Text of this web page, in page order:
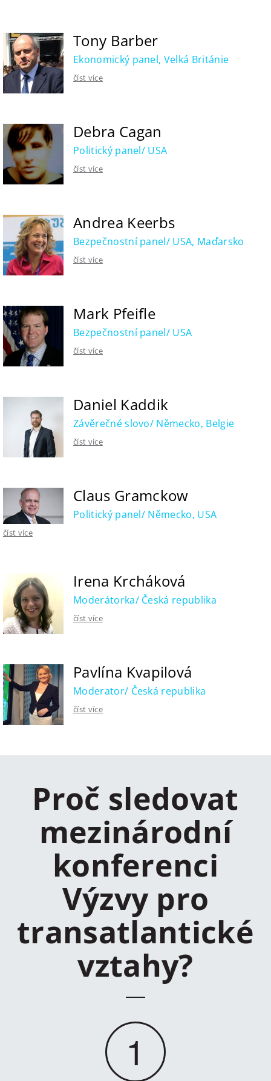
Tony Barber
Ekonomický panel, Velká Británie
číst více
Debra Cagan
Politický panel/ USA
číst více
Andrea Keerbs
Bezpečnostní panel/ USA, Maďarsko
číst více
Mark Pfeifle
Bezpečnostní panel/ USA
číst více
Daniel Kaddik
Závěrečné slovo/ Německo, Belgie
číst více
Claus Gramckow
Politický panel/ Německo, USA
číst více
Irena Krcháková
Moderátorka/ Česká republika
číst více
Pavlína Kvapilová
Moderator/ Česká republika
číst více
Proč sledovat
mezinárodní
konferenci
Výzvy pro
transatlantické
vztahy?
1